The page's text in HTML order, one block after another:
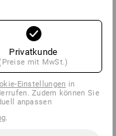
Privatkunde
mit MwSt.)
Einstellungen in
Zudem können Sie
anpassen
.